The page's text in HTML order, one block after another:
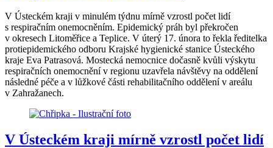
V Ústeckém kraji v minulém týdnu mírně vzrostl počet lidí
s respiračním onemocněním. Epidemický práh byl překročen
v okresech Litoměřice a Teplice. V úterý 17. února to řekla ředitelka
protiepidemického odboru Krajské hygienické stanice Ústeckého
kraje Eva Patrasová. Mostecká nemocnice dočasně kvůli výskytu
respiračních onemocnění v regionu uzavřela návštěvy na oddělení
následné péče a v lůžkové části rehabilitačního oddělení v areálu
v Zahražanech.
V Ústeckém kraji mírně vzrostl počet lidí